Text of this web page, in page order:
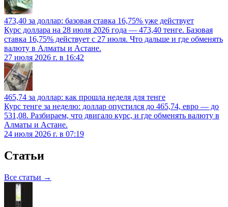
473,40 за доллар: базовая ставка 16,75% уже действует
Курс доллара на 28 июля 2026 года — 473,40 тенге. Базовая
ставка 16,75% действует с 27 июля. Что дальше и где обменять
валюту в Алматы и Астане.
27 июля 2026 г. в 16:42
465,74 за доллар: как прошла неделя для тенге
Курс тенге за неделю: доллар опустился до 465,74, евро — до
531,08. Разбираем, что двигало курс, и где обменять валюту в
Алматы и Астане.
24 июля 2026 г. в 07:19
Статьи
Все статьи →